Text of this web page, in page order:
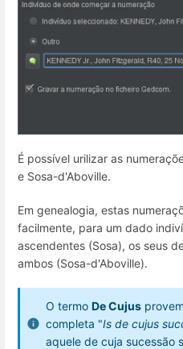
É possível urilizar as
e Sosa-d'Aboville.
Em genealogia, estas
facilmente, para um dado
ascendentes (Sosa), os seus
ambos (Sosa-d'Aboville).
O termo De Cujus
completa "Is de cujus
aquele de cuja sucessão